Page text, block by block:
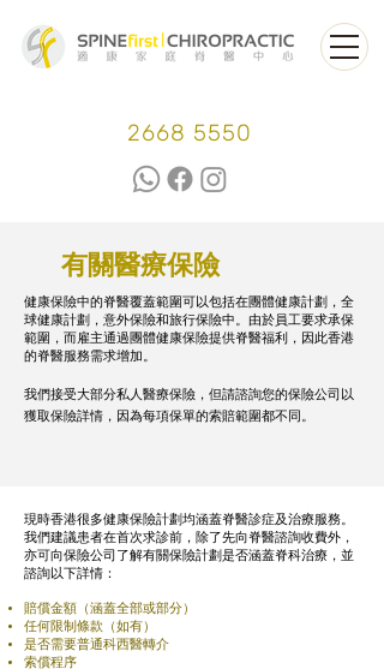
2668 5550
有關醫療保險
健康保險中的脊醫覆蓋範圍可以包括在團體健康計劃，全
球健康計劃，意外保險和旅行保險中。由於員工要求承保
範圍，而雇主通過團體健康保險提供脊醫福利，因此香港
的脊醫服務需求增加。
我們接受大部分私人醫療保險，但請諮詢您的保險公司以
獲取保險詳情，因為每項保單的索賠範圍都不同。
現時香港很多健康保險計劃均涵蓋脊醫診症及治療服務。
我們建議患者在首次求診前，除了先向脊醫諮詢收費外，
亦可向保險公司了解有關保險計劃是否涵蓋脊科治療，並
諮詢以下詳情：
賠償金額（涵蓋全部或部分）
任何限制條款（如有）
是否需要普通科西醫轉介
索償程序